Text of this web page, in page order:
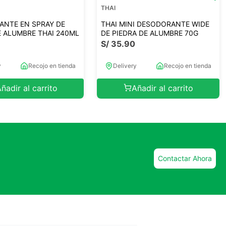
EN SPRAY DE
ALUMBRE THAI 240ML
Recojo en tienda
al carrito
THAI
THAI MINI DESODORANTE WIDE
DE PIEDRA DE ALUMBRE 70G
S/ 35.90
Delivery Recojo en tienda
Añadir al carrito
Contactar Ahora